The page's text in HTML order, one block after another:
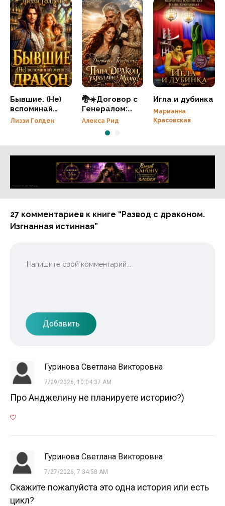
Бывшие. (Не)
вспоминай
меня, дракон
Лиззи Голден
🐉☀️Договор с
Генералом:
Папа Дракон
Алекса Рид
Игла и дубинка
Марианна
Красовская
Реклама 16+ АО «ЛитГород»
27 комментариев к книге “Развод с драконом.
Изгнанная истинная”
Добавить
Гуринова Светлана Викторовна
7/29/2026, 10:04:37 AM
Про Анджелину не планируете историю?)
Гуринова Светлана Викторовна
7/27/2026, 7:34:58 AM
Скажите пожалуйста это одна история или есть
цикл?